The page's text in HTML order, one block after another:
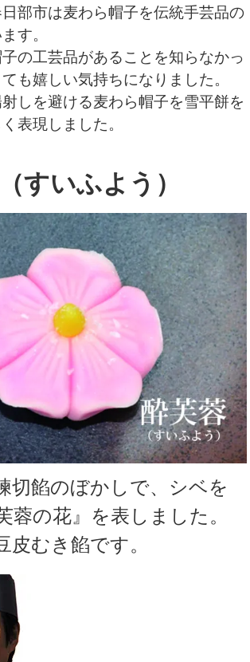
部市は麦わら帽子を伝統手芸品の
す。
の工芸品があることを知らなかっ
も嬉しい気持ちになりました。
しを避ける麦わら帽子を雪平餅を
表現しました。
すいふよう）
切餡のぼかしで、シベを
蓉の花』を表しました。
皮むき餡です。